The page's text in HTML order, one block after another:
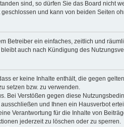
sind, so dürfen Sie das Board nicht
und kann von beiden Seiten
Betreiber ein einfaches, zeitlich und
auch nach Kündigung des
er keine Inhalte enthält, die gegen
setzen bzw. zu verwenden.
Bei Verstößen gegen diese
und Ihnen ein Hausverbot
Verantwortung für die Inhalte von
jederzeit zu löschen oder zu sperren.